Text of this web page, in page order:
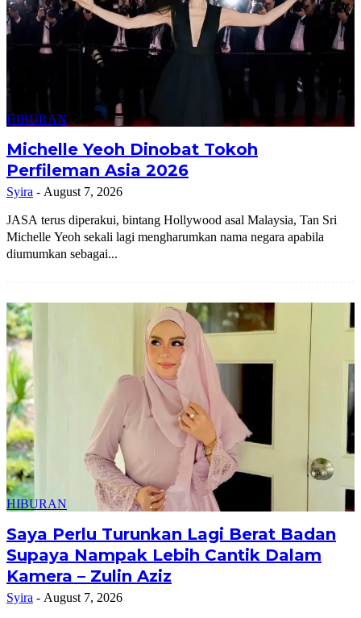
HIBURAN
Michelle Yeoh Dinobat Tokoh
Perfileman Asia 2026
Syira - August 7, 2026
JASA terus diperakui, bintang Hollywood asal Malaysia, Tan Sri
Michelle Yeoh sekali lagi mengharumkan nama negara apabila
diumumkan sebagai...
HIBURAN
Saya Perlu Turunkan Lagi Berat Badan
Supaya Nampak Lebih Cantik Dalam
Kamera – Zulin Aziz
Syira - August 7, 2026